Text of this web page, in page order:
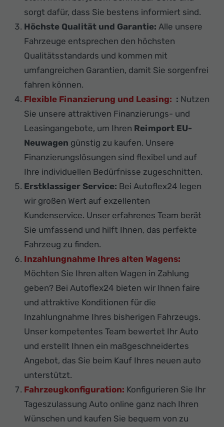
sorgt dafür, dass Sie bestens informiert sind.
Höchste Qualität und Garantie: Alle unsere
Fahrzeuge entsprechen den höchsten
Qualitätsstandards und kommen mit
umfangreichen Garantien, damit Sie sorgenfrei
fahren können.
Flexible Finanzierung und Leasing: : Nutzen
Sie unsere attraktiven Finanzierungs- und
Leasingangebote, um Ihren Reimport EU-
Neuwagen günstig zu kaufen. Unsere
Finanzierungslösungen sind flexibel und auf
Ihre individuellen Bedürfnisse zugeschnitten.
Erstklassiger Service: Bei Autoflex24 legen
wir großen Wert auf exzellenten
Kundenservice. Unser erfahrenes Team berät
Sie umfassend und hilft Ihnen, das perfekte
Fahrzeug zu finden.
Inzahlungnahme Ihres alten Wagens:
Möchten Sie Ihren alten Wagen in Zahlung
geben? Bei Autoflex24 bieten wir Ihnen faire
und attraktive Konditionen für die
Inzahlungnahme Ihres bisherigen Fahrzeugs.
Unser kompetentes Team bewertet Ihr Auto
und erstellt Ihnen ein maßgeschneidertes
Angebot, das Sie beim Kauf Ihres neuen auto
unterstützt.
Fahrzeugkonfiguration: Konfigurieren Sie Ihr
Tageszulassung Auto online ganz nach Ihren
Wünschen und kaufen Sie bequem von zu